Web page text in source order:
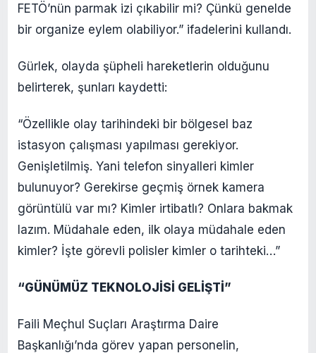
FETÖ’nün parmak izi çıkabilir mi? Çünkü genelde
bir organize eylem olabiliyor.” ifadelerini kullandı.
Gürlek, olayda şüpheli hareketlerin olduğunu
belirterek, şunları kaydetti:
“Özellikle olay tarihindeki bir bölgesel baz
istasyon çalışması yapılması gerekiyor.
Genişletilmiş. Yani telefon sinyalleri kimler
bulunuyor? Gerekirse geçmiş örnek kamera
görüntülü var mı? Kimler irtibatlı? Onlara bakmak
lazım. Müdahale eden, ilk olaya müdahale eden
kimler? İşte görevli polisler kimler o tarihteki…”
“GÜNÜMÜZ TEKNOLOJİSİ GELİŞTİ”
Faili Meçhul Suçları Araştırma Daire
Başkanlığı’nda görev yapan personelin,